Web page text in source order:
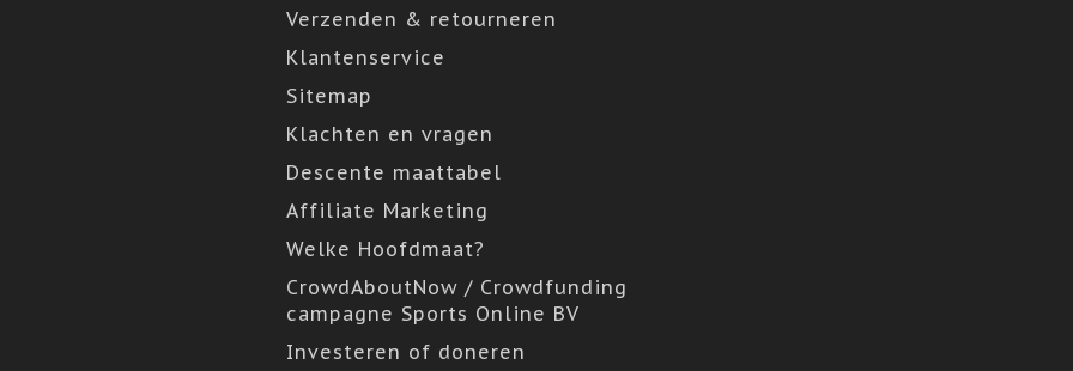
Verzenden & retourneren
Klantenservice
Sitemap
Klachten en vragen
Descente maattabel
Affiliate Marketing
Welke Hoofdmaat?
CrowdAboutNow / Crowdfunding
campagne Sports Online BV
Investeren of doneren